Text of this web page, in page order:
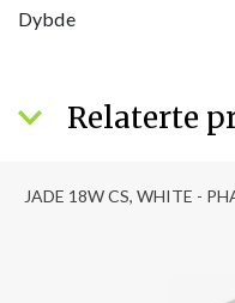
Dybde
Relaterte
JADE 18W CS, WHITE -